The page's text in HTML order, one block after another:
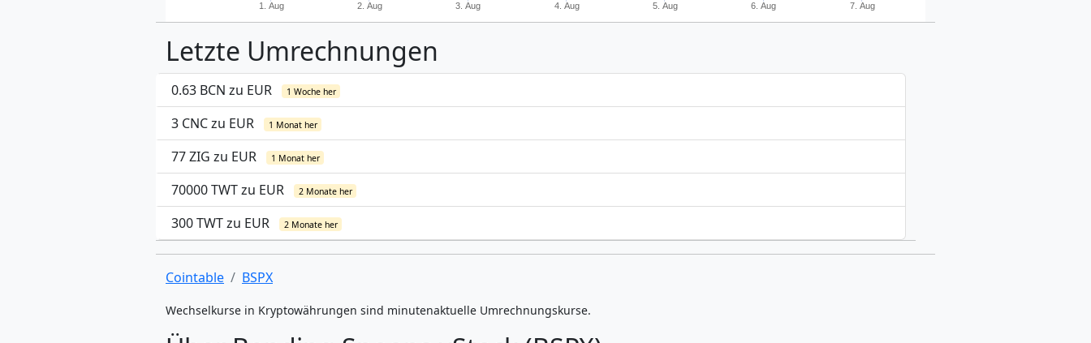
1. Aug 2. Aug 3. Aug 4. Aug 5. Aug 6. Aug 7. Aug
Letzte Umrechnungen
0.63 BCN zu EUR 1 Woche her
3 CNC zu EUR 1 Monat her
77 ZIG zu EUR 1 Monat her
70000 TWT zu EUR 2 Monate her
300 TWT zu EUR 2 Monate her
Cointable BSPX
Wechselkurse in Kryptowährungen sind minutenaktuelle Umrechnungskurse.